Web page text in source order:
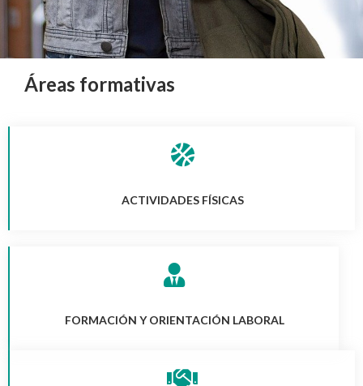
Áreas formativas
ACTIVIDADES FÍSICAS
FORMACIÓN Y ORIENTACIÓN LABORAL